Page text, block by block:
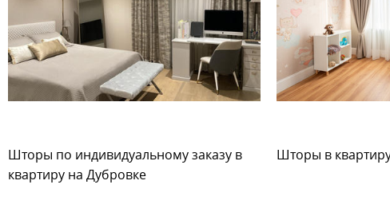
Шторы по индивидуальному заказу в
квартиру на Дубровке
Шторы в